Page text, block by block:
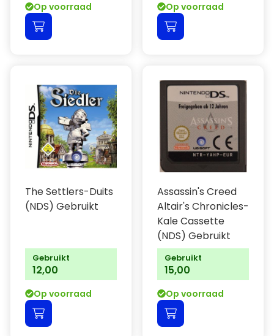
Op voorraad Op voorraad
The Settlers-Duits
(NDS) Gebruikt
Gebruikt
12,00
Op voorraad
Assassin's Creed
Altair's Chronicles-
Kale Cassette
(NDS) Gebruikt
Gebruikt
15,00
Op voorraad